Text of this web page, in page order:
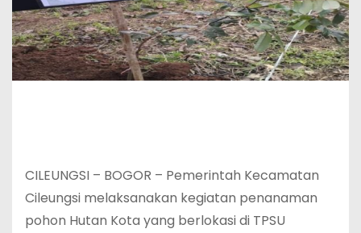
CILEUNGSI – BOGOR – Pemerintah Kecamatan
Cileungsi melaksanakan kegiatan penanaman
pohon Hutan Kota yang berlokasi di TPSU